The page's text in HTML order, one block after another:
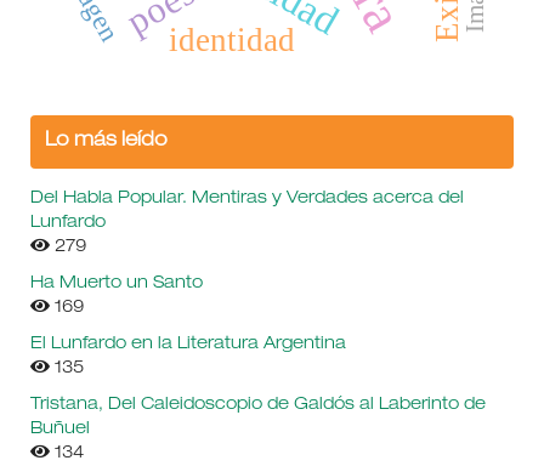
identidad
Lo más leído
Del Habla Popular. Mentiras y Verdades acerca del
Lunfardo
279
Ha Muerto un Santo
169
El Lunfardo en la Literatura Argentina
135
Tristana, Del Caleidoscopio de Galdós al Laberinto de
Buñuel
134